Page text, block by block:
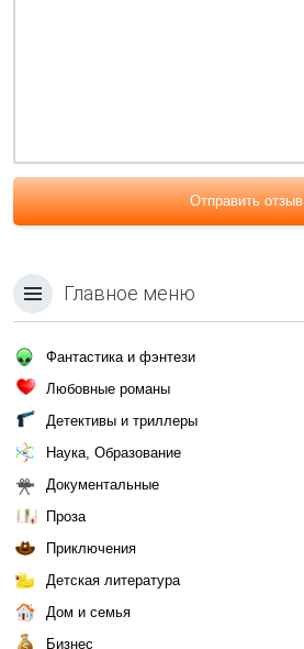
Отправить отзыв
Главное меню
Фантастика и фэнтези
Любовные романы
Детективы и триллеры
Наука, Образование
Документальные
Проза
Приключения
Детская литература
Дом и семья
Бизнес